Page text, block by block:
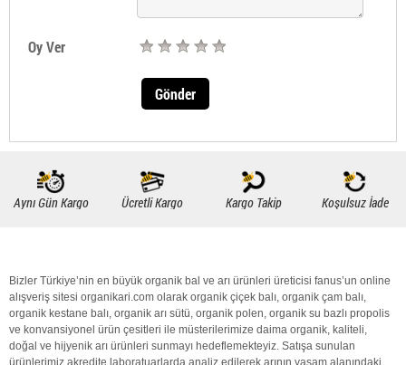
Oy Ver
Gönder
Aynı Gün Kargo Ücretli Kargo Kargo Takip Koşulsuz İade
Bizler Türkiye’nin en büyük organik bal ve arı ürünleri üreticisi fanus’un online
alışveriş sitesi organikari.com olarak organik çiçek balı, organik çam balı,
organik kestane balı, organik arı sütü, organik polen, organik su bazlı propolis
ve konvansiyonel ürün çesitleri ile müsterilerimize daima organik, kaliteli,
doğal ve hijyenik arı ürünleri sunmayı hedeflemekteyiz. Satışa sunulan
ürünlerimiz akredite laboratuarlarda analiz edilerek arının yaşam alanındaki